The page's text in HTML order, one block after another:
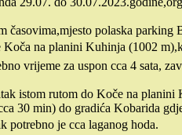
časovima,mjesto polaska
Koča na planini Kuhinja (1002
vrijeme za uspon cca 4 sata,
istom rutom do Koče na
30 min) do gradića Kobarida
potrebno je cca laganog hoda.